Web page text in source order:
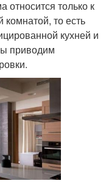
относится только к
то есть
кухней и
приводим